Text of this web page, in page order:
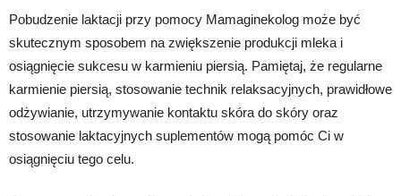
Pobudzenie laktacji przy pomocy Mamaginekolog może być
skutecznym sposobem na zwiększenie produkcji mleka i
osiągnięcie sukcesu w karmieniu piersią. Pamiętaj, że regularne
karmienie piersią, stosowanie technik relaksacyjnych, prawidłowe
odżywianie, utrzymywanie kontaktu skóra do skóry oraz
stosowanie laktacyjnych suplementów mogą pomóc Ci w
osiągnięciu tego celu.